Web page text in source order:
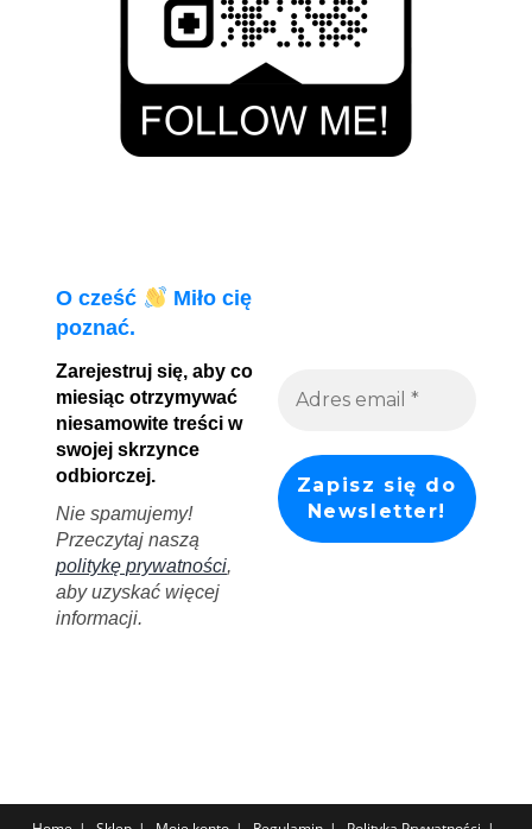
O cześć
Miło cię
poznać.
Zarejestruj się, aby co
miesiąc otrzymywać
niesamowite treści w
swojej skrzynce
odbiorczej.
Nie spamujemy!
Przeczytaj naszą
politykę prywatności,
aby uzyskać więcej
informacji.